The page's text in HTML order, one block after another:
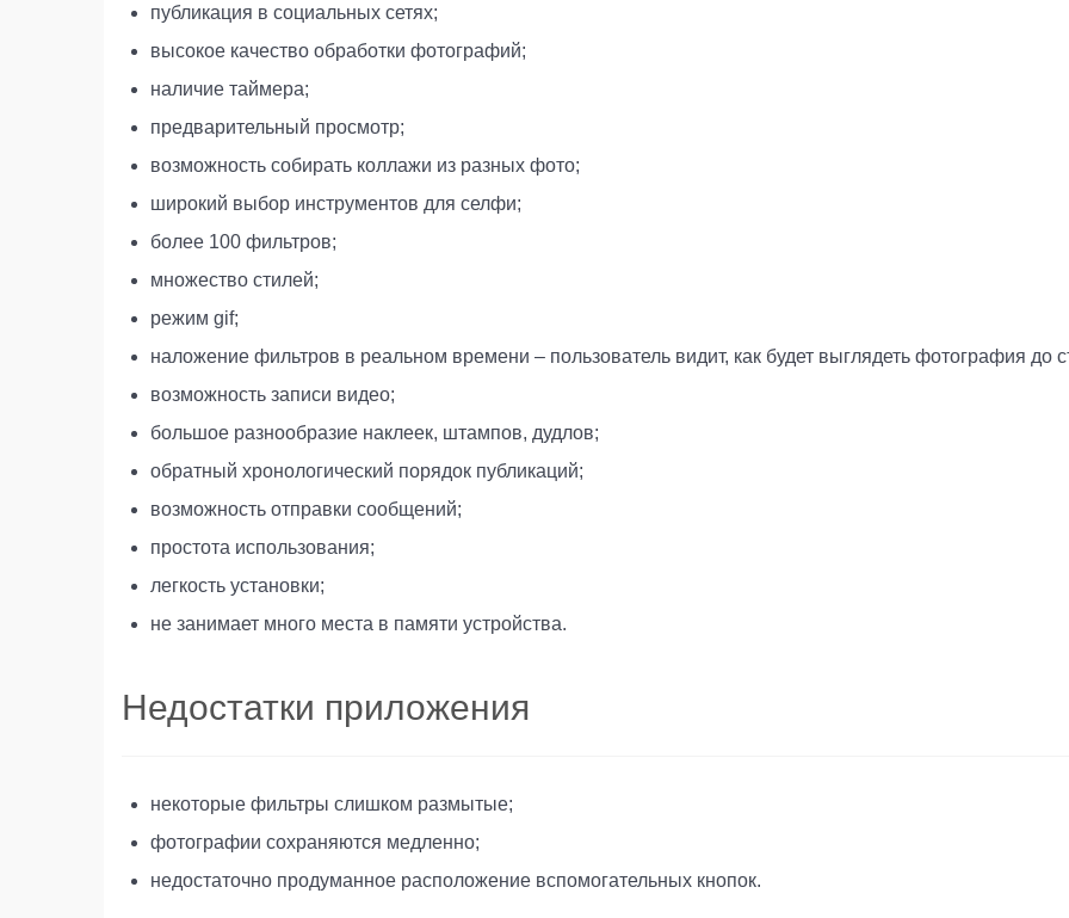
публикация в социальных сетях;
высокое качество обработки фотографий;
наличие таймера;
предварительный просмотр;
возможность собирать коллажи из разных фото;
широкий выбор инструментов для селфи;
более 100 фильтров;
множество стилей;
режим gif;
наложение фильтров в реальном времени – пользователь видит, как будет выглядеть фотография до
возможность записи видео;
большое разнообразие наклеек, штампов, дудлов;
обратный хронологический порядок публикаций;
возможность отправки сообщений;
простота использования;
легкость установки;
не занимает много места в памяти устройства.
Недостатки приложения
некоторые фильтры слишком размытые;
фотографии сохраняются медленно;
недостаточно продуманное расположение вспомогательных кнопок.